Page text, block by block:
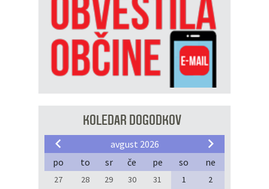
KOLEDAR DOGODKOV
avgust 2026
po
to sr če pe so ne
27 28 29 30 31 1
2